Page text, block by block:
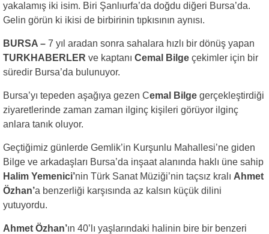
yakalamış iki isim. Biri Şanlıurfa’da doğdu diğeri Bursa’da.
Gelin görün ki ikisi de birbirinin tıpkısının aynısı.
BURSA – 7 yıl aradan sonra sahalara hızlı bir dönüş yapan
TURKHABERLER ve kaptanı Cemal Bilge çekimler için bir
süredir Bursa’da bulunuyor.
Bursa’yı tepeden aşağıya gezen Cemal Bilge gerçekleştirdiği
ziyaretlerinde zaman zaman ilginç kişileri görüyor ilginç
anlara tanık oluyor.
Geçtiğimiz günlerde Gemlik’in Kurşunlu Mahallesi’ne giden
Bilge ve arkadaşları Bursa’da inşaat alanında haklı üne sahip
Halim Yemenici’nin Türk Sanat Müziği’nin taçsız kralı Ahmet
Özhan’a benzerliği karşısında az kalsın küçük dilini
yutuyordu.
Ahmet Özhan’ın 40’lı yaşlarındaki halinin bire bir benzeri